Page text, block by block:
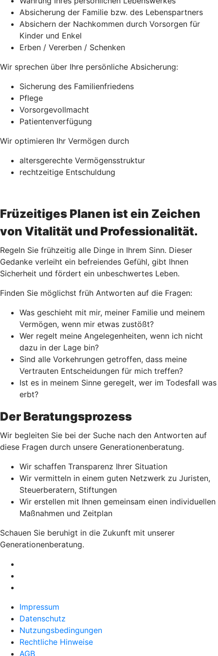
Absicherung der Familie bzw. des Lebenspartners
Absichern der Nachkommen durch Vorsorgen für
Kinder und Enkel
Erben / Vererben / Schenken
Wir sprechen über Ihre persönliche Absicherung:
Sicherung des Familienfriedens
Pflege
Vorsorgevollmacht
Patientenverfügung
Wir optimieren Ihr Vermögen durch
altersgerechte Vermögensstruktur
rechtzeitige Entschuldung
Früzeitiges Planen ist ein Zeichen
von Vitalität und Professionalität.
Regeln Sie frühzeitig alle Dinge in Ihrem Sinn. Dieser
Gedanke verleiht ein befreiendes Gefühl, gibt Ihnen
Sicherheit und fördert ein unbeschwertes Leben.
Finden Sie möglichst früh Antworten auf die Fragen:
Was geschieht mit mir, meiner Familie und meinem
Vermögen, wenn mir etwas zustößt?
Wer regelt meine Angelegenheiten, wenn ich nicht
dazu in der Lage bin?
Sind alle Vorkehrungen getroffen, dass meine
Vertrauten Entscheidungen für mich treffen?
Ist es in meinem Sinne geregelt, wer im Todesfall was
erbt?
Der Beratungsprozess
Wir begleiten Sie bei der Suche nach den Antworten auf
diese Fragen durch unsere Generationenberatung.
Wir schaffen Transparenz Ihrer Situation
Wir vermitteln in einem guten Netzwerk zu Juristen,
Steuerberatern, Stiftungen
Wir erstellen mit Ihnen gemeinsam einen individuellen
Maßnahmen und Zeitplan
Schauen Sie beruhigt in die Zukunft mit unserer
Generationenberatung.
Impressum
Datenschutz
Nutzungsbedingungen
Rechtliche Hinweise
AGB